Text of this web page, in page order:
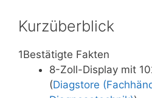
Kurzüberblick
1Bestätigte Fakten
8-Zoll-Display mit
(Diagstore